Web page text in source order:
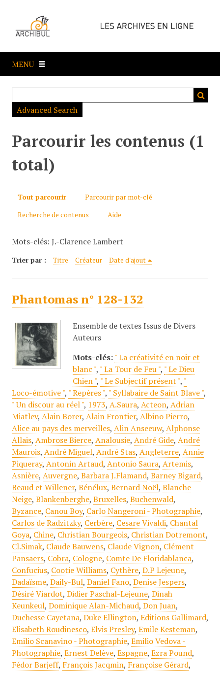
e
a
MENU
Advanced Search
Parcourir les contenus (1
total)
Tout parcourir
Parcourir par mot-clé
Recherche de contenus
Aide
Mots-clés: J.-Clarence Lambert
Trier par : Titre Créateur Date d'ajout
Phantomas n° 128-132
Ensemble de textes Issus de Divers
Auteurs
Mots-clés: " La créativité en noir et
blanc ", " La Tour de Feu ", " Le Dieu
Chien ", " Le Subjectif présent ", "
Loco-émotive ", " Repères ", " Syllabaire de Saint Blave ",
" Un discour au réel ", 1973, A.Saura, Acteon, Adrian
Miatlev, Alain Borer, Alain Frontier, Albino Pierro,
Alice au pays des merveilles, Alin Anseeuw, Alphonse
Allais, Ambrose Bierce, Analousie, André Gide, André
Maurois, André Miguel, André Stas, Angleterre, Annie
Piqueray, Antonin Artaud, Antonio Saura, Artemis,
Asnière, Auvergne, Barbara J.Flamand, Barney Bigard,
Beaud et Willener, Bénélux, Bernard Noël, Blanche
Neige, Blankenberghe, Bruxelles, Buchenwald,
Byzance, Canou Boy, Carlo Nangeroni - Photographie,
Carlos de Radzitzky, Cerbère, Cesare Vivaldi, Chantal
Goya, Chine, Christian Bourgeois, Christian Dotremont,
Cl.Simak, Claude Bauwens, Claude Vignon, Clément
Pansaers, Cobra, Cologne, Comte De Floridablanca,
Confucius, Cootie Williams, Cythère, D.P Lejeune,
Dadaïsme, Daily-Bul, Daniel Fano, Denise Jespers,
Désiré Viardot, Didier Paschal-Lejeune, Dinah
Keunkeul, Dominique Alan-Michaud, Don Juan,
Duchesse Cayetana, Duke Ellington, Editions Gallimard,
Elisabeth Roudinesco, Elvis Presley, Emile Kesteman,
Emilio Scanavino - Photographie, Emilio Vedova -
Photographie, Ernest Delève, Espagne, Ezra Pound,
Fédor Barjeff, François Jacqmin, Françoise Gérard,